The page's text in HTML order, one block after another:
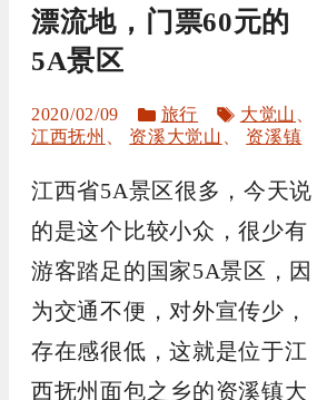
漂流地，门票60元的
5A景区
2020/02/09
分
类
旅行
标
签
大觉山
江西抚州
资溪大觉山 资溪镇
江西省5A景区很多，今天说
的是这个比较小众，很少有
游客踏足的国家5A景区，因
为交通不便，对外宣传少，
存在感很低，这就是位于江
西抚州面包之乡的资溪镇大